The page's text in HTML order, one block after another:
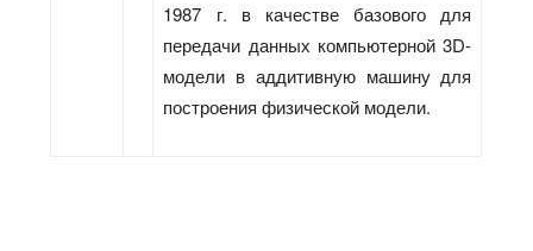
1987 г. в качестве базового для
передачи данных компьютерной 3D-
модели в аддитивную машину для
построения физической модели.